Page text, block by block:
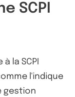
SCPI
la SCPI
l'indique
gestion